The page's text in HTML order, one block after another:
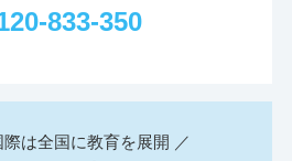
833-350
際は全国に教育を展開 ／